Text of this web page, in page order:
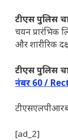
टीएस पुलिस
चयन प्रारंभिक
और शारीरिक
टीएस पुलिस
नंबर 60 /
[ad_2]